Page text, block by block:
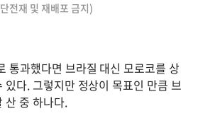
재 및 재배포 금지)
통과했다면 브라질 대신 모로코를 상
있다. 그렇지만 정상이 목표인 만큼 브
산 중 하나다.